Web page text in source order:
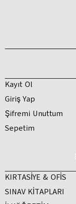
Kayıt Ol
Giriş Yap
Şifremi Unuttum
Sepetim
KIRTASİYE & OFİS
SINAV KİTAPLARI